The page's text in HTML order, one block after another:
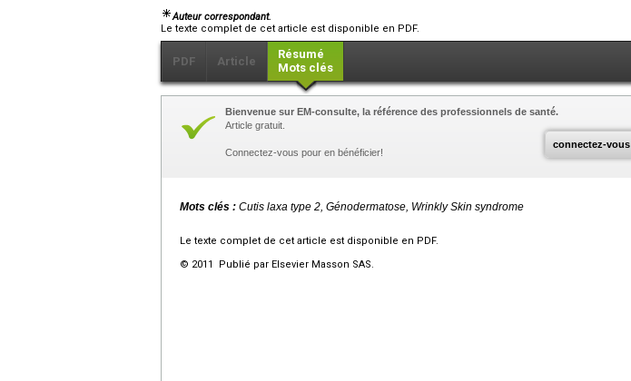
Auteur correspondant.
Le texte complet de cet article est disponible en PDF.
PDF Article
Résumé
Mots clés
connectez-vous
Bienvenue sur EM-consulte, la référence des professionnels de santé.
Article gratuit.
Connectez-vous pour en bénéficier!
Mots clés : Cutis laxa type 2, Génodermatose, Wrinkly Skin syndrome
Le texte complet de cet article est disponible en PDF.
© 2011 Publié par Elsevier Masson SAS.